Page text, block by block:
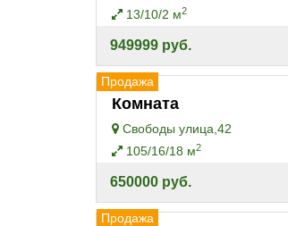
13/10/2 м2
949999 руб.
Продажа
Комната
Свободы улица,42
105/16/18 м2
650000 руб.
Продажа